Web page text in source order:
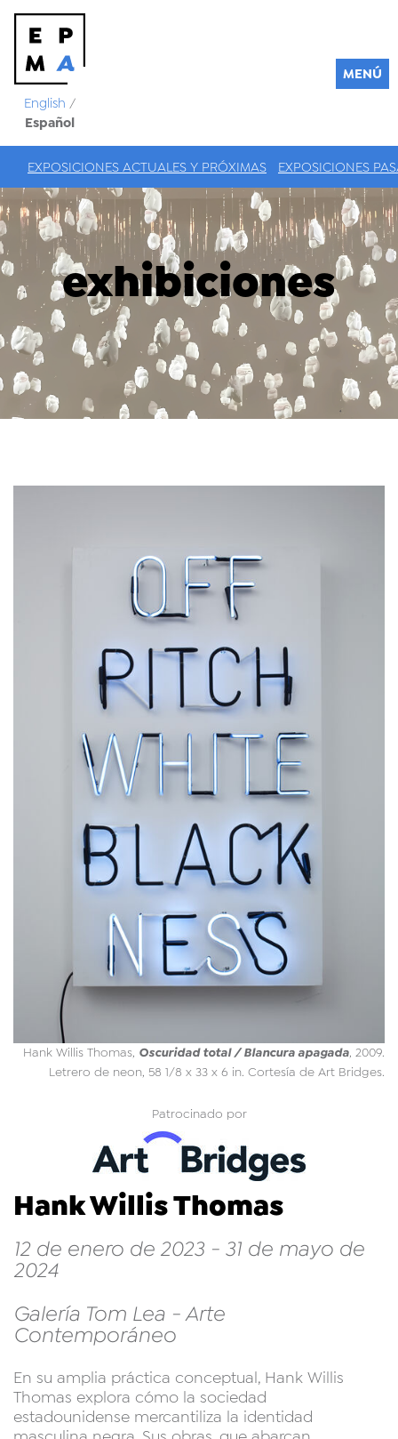
English /
Español
MENÚ
EXPOSICIONES ACTUALES Y PRÓXIMAS EXPOSICIONES
exhibiciones
Hank Willis Thomas, Oscuridad total / Blancura apagada, 2009.
Letrero de neon, 58 1/8 x 33 x 6 in. Cortesía de Art Bridges.
Patrocinado por
Hank Willis Thomas
12 de enero de 2023 - 31 de mayo de
2024
Galería Tom Lea - Arte
Contemporáneo
En su amplia práctica conceptual, Hank Willis
Thomas explora cómo la sociedad
estadounidense mercantiliza la identidad